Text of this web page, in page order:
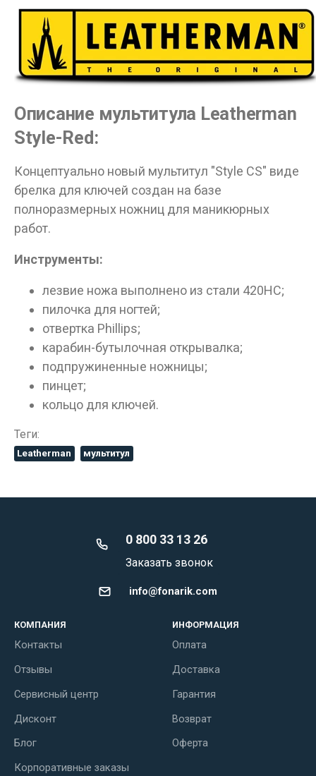
Описание мультитула Leatherman
Style-Red:
Концептуально новый мультитул "Style CS" виде
брелка для ключей создан на базе
полноразмерных ножниц для маникюрных
работ.
Инструменты:
лезвие ножа выполнено из стали 420HC;
пилочка для ногтей;
отвертка Phillips;
карабин-бутылочная открывалка;
подпружиненные ножницы;
пинцет;
кольцо для ключей.
Теги:
Leatherman мультитул
0 800 33 13 26
Заказать звонок
info@fonarik.com
КОМПАНИЯ
Контакты
Отзывы
Сервисный центр
Дисконт
Блог
Корпоративные заказы
ИНФОРМАЦИЯ
Оплата
Доставка
Гарантия
Возврат
Оферта
ДА НЕТ